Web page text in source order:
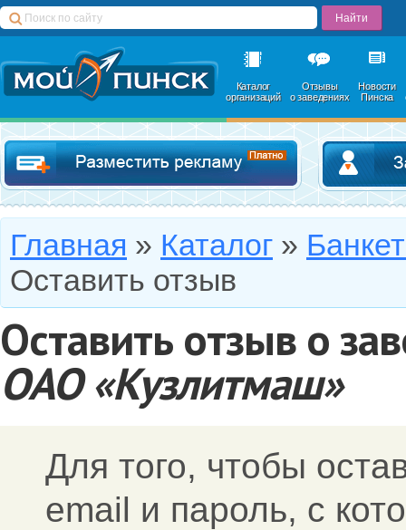
Каталог
организаций
Отзывы
о заведениях
Новости
Пинска
Добавить в
Главная » Каталог »
Оставить отзыв
Оставить отзыв о
ОАО «Кузлитмаш»
Для того, чтобы
email и пароль, c